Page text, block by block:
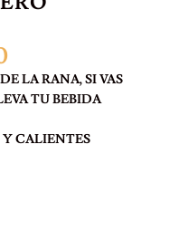
El
precio
actual
$ 65.000.
LA RANA, SI VAS
TU BEBIDA
Y CALIENTES